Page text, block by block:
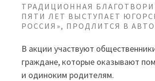
ТРАДИЦИОННАЯ
ПЯТИ ЛЕТ ВЫСТУПАЕТ
РОССИЯ», ПРОДЛИТСЯ В
В акции участвуют
граждане, которые оказывают
и одиноким родителям.